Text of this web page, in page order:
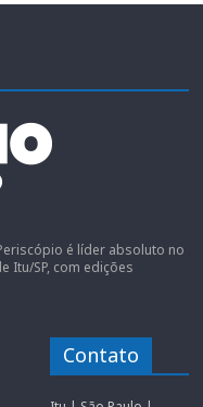
é líder absoluto no
Itu/SP, com edições
Contato